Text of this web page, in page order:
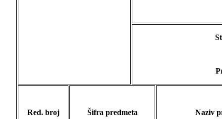
Red. broj Šifra predmeta Naziv